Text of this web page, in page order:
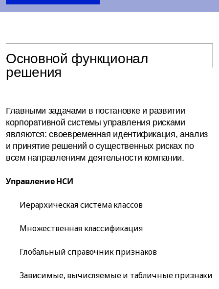
Основной функционал
решения
Главными задачами в постановке и развитии
корпоративной системы управления рисками
являются: своевременная идентификация, анализ
и принятие решений о существенных рисках по
всем направлениям деятельности компании.
Управление НСИ
Иерархическая система классов
Множественная классификация
Глобальный справочник признаков
Зависимые, вычисляемые и табличные признаки